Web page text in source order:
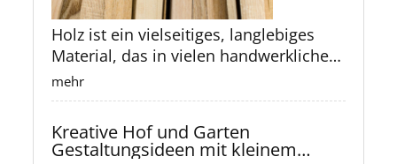
Holz ist ein vielseitiges, langlebiges
Material, das in vielen handwerklichen
und industriellen Bereichen verwendet
wird. Oft bleiben nach Projekten
schade zum Wegwerfen sind. Mit
mehr
Kreative Hof und Garten
Gestaltungsideen mit kleinem